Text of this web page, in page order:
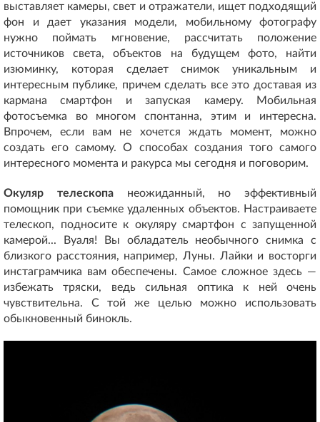
выставляет камеры, свет и отражатели, ищет подходящий
фон и дает указания модели, мобильному фотографу
нужно поймать мгновение, рассчитать положение
источников света, объектов на будущем фото, найти
изюминку, которая сделает снимок уникальным и
интересным публике, причем сделать все это доставая из
кармана смартфон и запуская камеру. Мобильная
фотосъемка во многом спонтанна, этим и интересна.
Впрочем, если вам не хочется ждать момент, можно
создать его самому. О способах создания того самого
интересного момента и ракурса мы сегодня и поговорим.
Окуляр телескопанеожиданный, но эффективный
помощник при съемке удаленных объектов. Настраиваете
телескоп, подносите к окуляру смартфон с запущенной
камерой... Вуаля! Вы обладатель необычного снимка с
близкого расстояния, например, Луны. Лайки и восторги
инстаграмчика вам обеспечены. Самое сложное здесь —
избежать тряски, ведь сильная оптика к ней очень
чувствительна. С той же целью можно использовать
обыкновенный бинокль.